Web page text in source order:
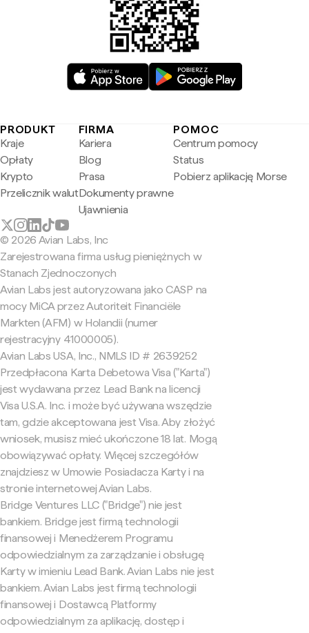
PRODUKT
Kraje
Opłaty
Krypto
Przelicznik walut
FIRMA
Kariera
Blog
Prasa
Dokumenty prawne
Ujawnienia
POMOC
Centrum pomocy
Status
Pobierz aplikację Morse
© 2026 Avian Labs, Inc
Zarejestrowana firma usług pieniężnych w
Stanach Zjednoczonych
Avian Labs jest autoryzowana jako CASP na
mocy MiCA przez Autoriteit Financiële
Markten (AFM) w Holandii (numer
rejestracyjny 41000005).
Avian Labs USA, Inc., NMLS ID # 2639252
Przedpłacona Karta Debetowa Visa ("Karta")
jest wydawana przez Lead Bank na licencji
Visa U.S.A. Inc. i może być używana wszędzie
tam, gdzie akceptowana jest Visa. Aby złożyć
wniosek, musisz mieć ukończone 18 lat. Mogą
obowiązywać opłaty. Więcej szczegółów
znajdziesz w Umowie Posiadacza Karty i na
stronie internetowej Avian Labs.
Bridge Ventures LLC ("Bridge") nie jest
bankiem. Bridge jest firmą technologii
finansowej i Menedżerem Programu
odpowiedzialnym za zarządzanie i obsługę
Karty w imieniu Lead Bank. Avian Labs nie jest
bankiem. Avian Labs jest firmą technologii
finansowej i Dostawcą Platformy
odpowiedzialnym za aplikację, dostęp i